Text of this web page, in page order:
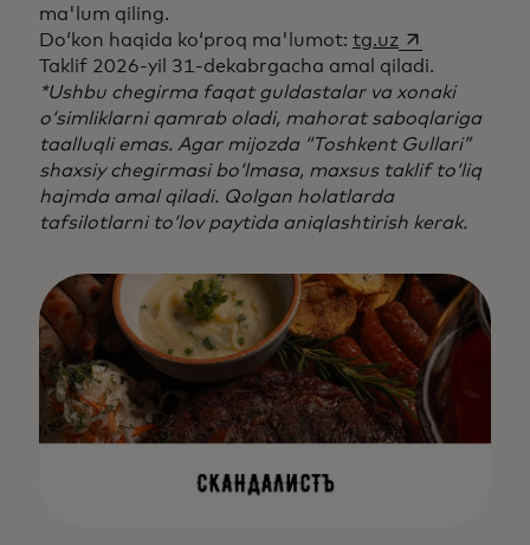
ma'lum qiling.
Do‘kon haqida ko‘proq ma'lumot: tg.uzopens in a
Taklif 2026-yil 31-dekabrgacha amal qiladi.
*Ushbu chegirma faqat guldastalar va xonaki
o‘simliklarni qamrab oladi, mahorat saboqlariga
taalluqli emas. Agar mijozda “Toshkent Gullari”
shaxsiy chegirmasi boʻlmasa, maxsus taklif toʻliq
hajmda amal qiladi. Qolgan holatlarda
tafsilotlarni toʻlov paytida aniqlashtirish kerak.